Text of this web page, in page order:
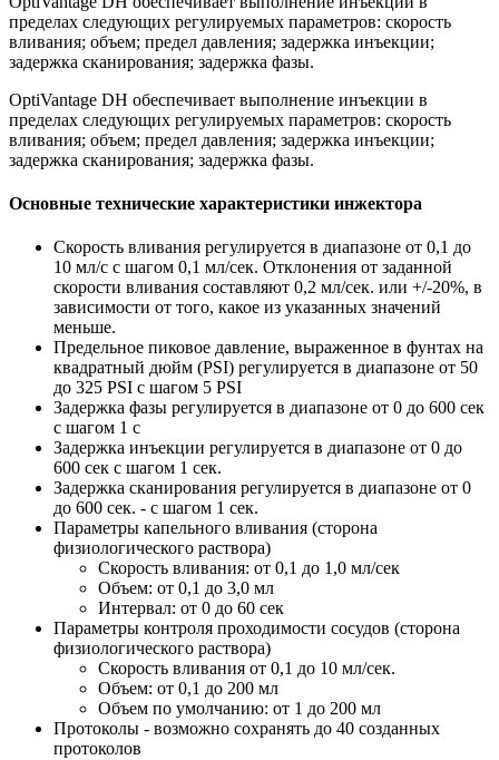
пределах следующих регулируемых параметров: скорость
вливания; объем; предел давления; задержка инъекции;
задержка сканирования; задержка фазы.
OptiVantage DH обеспечивает выполнение инъекции в
пределах следующих регулируемых параметров: cкорость
вливания; объем; предел давления; задержка инъекции;
задержка сканирования; задержка фазы.
Основные технические характеристики инжектора
Скорость вливания регулируется в диапазоне от 0,1 до
10 мл/с с шагом 0,1 мл/сек. Отклонения от заданной
скорости вливания составляют 0,2 мл/сек. или +/-20%, в
зависимости от того, какое из указанных значений
меньше.
Предельное пиковое давление, выраженное в фунтах на
квадратный дюйм (PSI) регулируется в диапазоне от 50
до 325 PSI с шагом 5 PSI
Задержка фазы регулируется в диапазоне от 0 до 600 сек
с шагом 1 с
Задержка инъекции регулируется в диапазоне от 0 до
600 сек с шагом 1 сек.
Задержка сканирования регулируется в диапазоне от 0
до 600 сек. - с шагом 1 сек.
Параметры капельного вливания (сторона
физиологического раствора)
Скорость вливания: от 0,1 до 1,0 мл/сек
Объем: от 0,1 до 3,0 мл
Интервал: от 0 до 60 сек
Параметры контроля проходимости сосудов (сторона
физиологического раствора)
Скорость вливания от 0,1 до 10 мл/сек.
Объем: от 0,1 до 200 мл
Объем по умолчанию: от 1 до 200 мл
Протоколы - возможно сохранять до 40 созданных
протоколов